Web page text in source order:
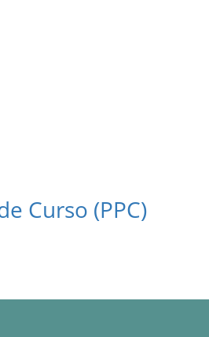
Curso (PPC)